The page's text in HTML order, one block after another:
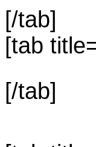
[/tab]
[tab
[/tab]